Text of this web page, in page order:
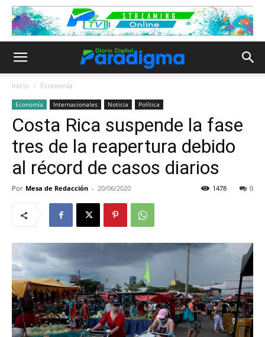
Inicio Economía
Economía Internacionales Noticia Política
Costa Rica suspende la fase
tres de la reapertura debido
al récord de casos diarios
Por Mesa de Redacción - 20/06/2020 0
1478